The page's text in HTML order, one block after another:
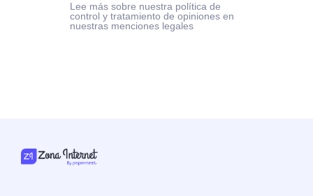
Lee más sobre nuestra política de
control y tratamiento de opiniones en
nuestras menciones legales